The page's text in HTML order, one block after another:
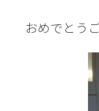
おめでとう